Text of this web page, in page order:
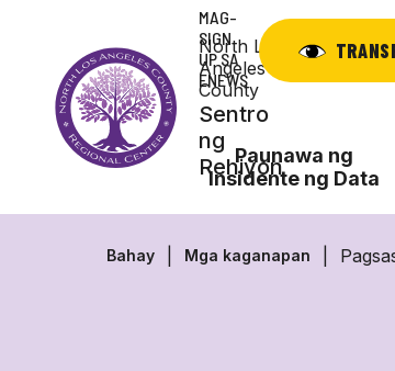
nilalaman
North Los
Angeles
County
Sentro
ng
Rehiyon
MAG-
SIGN
UP SA
ENEWS
Paunawa ng
Insidente ng Data
Bahay Mga kaganapan